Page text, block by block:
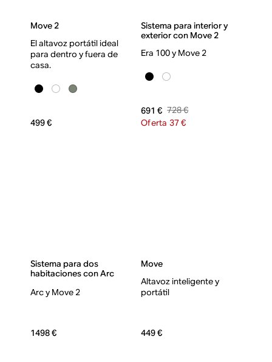
Move 2
El altavoz portátil ideal
para dentro y fuera de
casa.
499 €
Sistema para interior y
exterior con Move 2
Era 100 y Move 2
691 € 728 €
Oferta 37 €
Sistema para dos
habitaciones con Arc
Arc y Move 2
1498 €
Move
Altavoz inteligente y
portátil
449 €